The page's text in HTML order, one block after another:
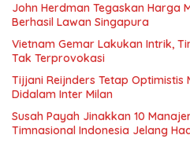
John Herdman Tegaskan Harga
Berhasil Lawan Singapura
Vietnam Gemar Lakukan Intrik,
Tak Terprovokasi
Tijjani Reijnders Tetap Optimistis
Didalam Inter Milan
Susah Payah Jinakkan 10
Timnasional Indonesia Jelang